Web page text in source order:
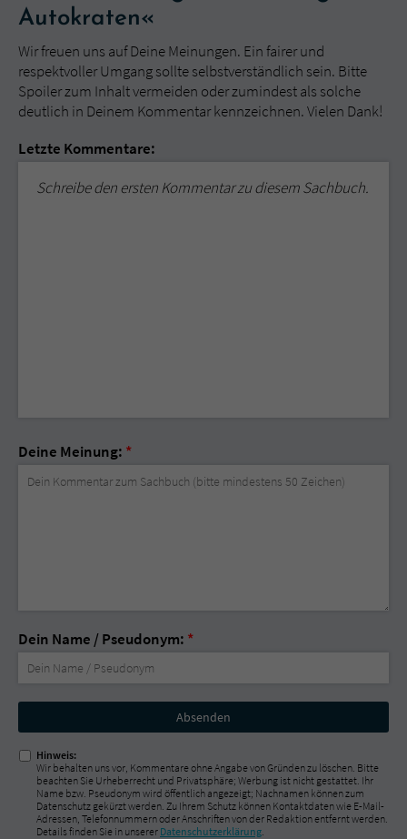
Autokraten«
Wir freuen uns auf Deine Meinungen. Ein fairer und
respektvoller Umgang sollte selbstverständlich sein. Bitte
Spoiler zum Inhalt vermeiden oder zumindest als solche
deutlich in Deinem Kommentar kennzeichnen. Vielen Dank!
Letzte Kommentare:
Schreibe den ersten Kommentar zu diesem Sachbuch.
Deine Meinung: *
Dein Name / Pseudonym: *
Nicht
ausfüllen!
Hinweis:
Wir behalten uns vor, Kommentare ohne Angabe von Gründen zu löschen. Bitte
beachten Sie Urheberrecht und Privatsphäre; Werbung ist nicht gestattet. Ihr
Name bzw. Pseudonym wird öffentlich angezeigt; Nachnamen können zum
Datenschutz gekürzt werden. Zu Ihrem Schutz können Kontaktdaten wie E-Mail-
Adressen, Telefonnummern oder Anschriften von der Redaktion entfernt werden.
Details finden Sie in unserer Datenschutzerklärung